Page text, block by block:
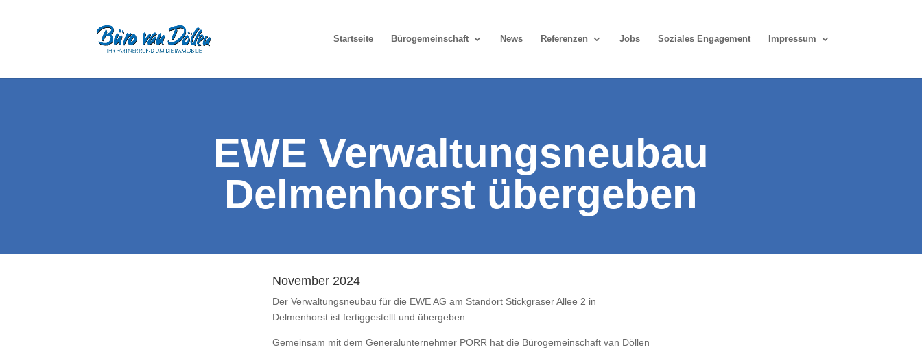
Startseite Bürogemeinschaft News Referenzen Jobs Soziales Engagement Impressum
EWE Verwaltungsneubau
Delmenhorst übergeben
November 2024
Der Verwaltungsneubau für die EWE AG am Standort Stickgraser Allee 2 in
Delmenhorst ist fertiggestellt und übergeben.
Gemeinsam mit dem Generalunternehmer PORR hat die Bürogemeinschaft van Döllen